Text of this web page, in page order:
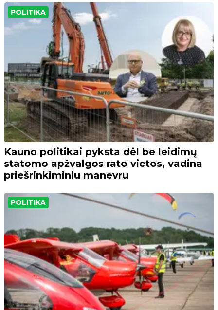
POLITIKA
Kauno politikai pyksta dėl be leidimų
statomo apžvalgos rato vietos, vadina
priešrinkiminiu manevru
POLITIKA